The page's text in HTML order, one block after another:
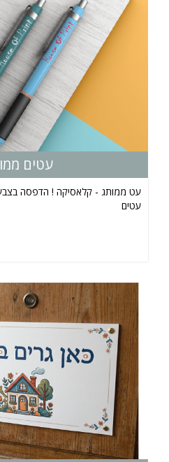
עטים
עט ממותג - קלאסיקה ! הדפסה
עטים